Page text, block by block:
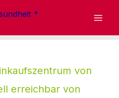
von
erreichbar von